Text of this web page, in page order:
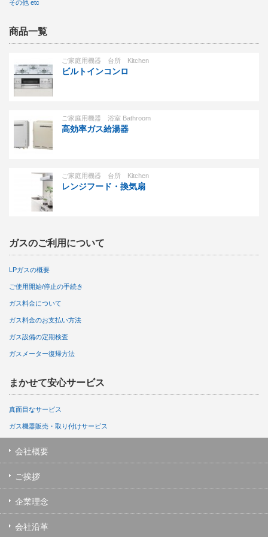
その他 etc
商品一覧
ご家庭用機器 台所 Kitchen
ビルトインコンロ
ご家庭用機器 浴室 Bathroom
高効率ガス給湯器
ご家庭用機器 台所 Kitchen
レンジフード・換気扇
ガスのご利用について
LPガスの概要
ご使用開始/停止の手続き
ガス料金について
ガス料金のお支払い方法
ガス設備の定期検査
ガスメーター復帰方法
まかせて安心サービス
真面目なサービス
ガス機器販売・取り付けサービス
会社概要
ご挨拶
企業理念
会社沿革